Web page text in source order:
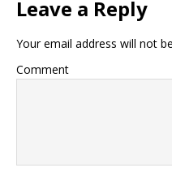
Leave a Reply
Your email address will not
Comment